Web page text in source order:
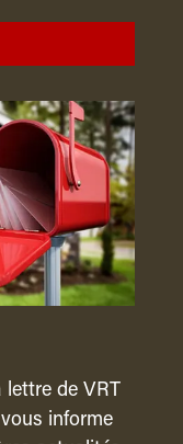
de VRT
informe